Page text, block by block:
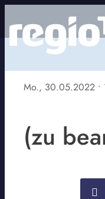
Mo., 30.05.2022
(zu